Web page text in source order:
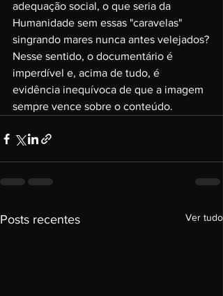
adequação social, o que seria da
Humanidade sem essas "caravelas"
singrando mares nunca antes velejados?
Nesse sentido, o documentário é
imperdível e, acima de tudo, é
evidência inequívoca de que a imagem
sempre vence sobre o conteúdo.
Posts recentes Ver tudo